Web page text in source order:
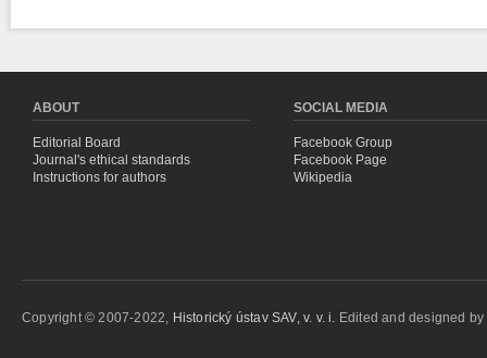
ABOUT
Editorial Board
Journal's ethical standards
Instructions for authors
SOCIAL MEDIA
Facebook Group
Facebook Page
Wikipedia
Copyright © 2007-2022, Historický ústav SAV, v. v. i. Edited and designed by